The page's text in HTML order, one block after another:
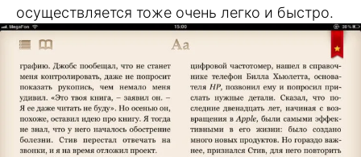
осуществляется тоже очень легко и быстро.